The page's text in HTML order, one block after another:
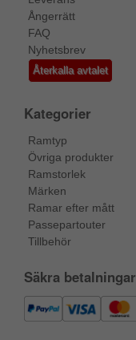
Ångerrätt
FAQ
Nyhetsbrev
Återkalla avtalet
Kategorier
Ramtyp
Övriga produkter
Ramstorlek
Märken
Ramar efter mått
Passepartouter
Tillbehör
Säkra betalningar